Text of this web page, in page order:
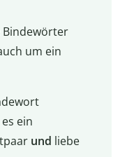
Bindewörter
um ein
ein
und liebe